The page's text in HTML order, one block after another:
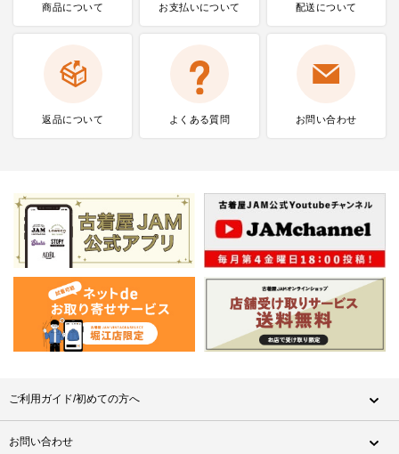
商品について お支払いについて 配送について
返品について よくある質問 お問い合わせ
ご利用ガイド/初めての方へ
お問い合わせ